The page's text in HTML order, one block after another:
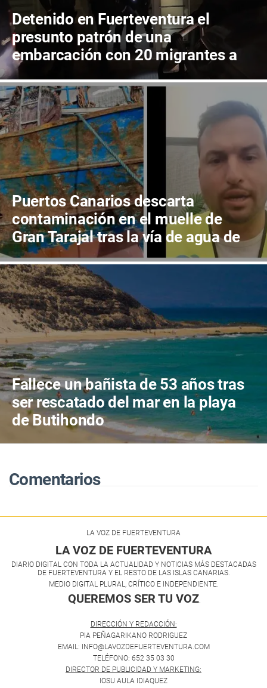
Detenido en Fuerteventura el
presunto patrón de una
embarcación con 20 migrantes a
bordo
Puertos Canarios descarta
contaminación en el muelle de
Gran Tarajal tras la vía de agua de
un pesquero
Fallece un bañista de 53 años tras
ser rescatado del mar en la playa
de Butihondo
Comentarios
LA VOZ DE FUERTEVENTURA
LA VOZ DE FUERTEVENTURA
DIARIO DIGITAL CON TODA LA ACTUALIDAD Y NOTICIAS MÁS DESTACADAS
DE FUERTEVENTURA Y EL RESTO DE LAS ISLAS CANARIAS.
MEDIO DIGITAL PLURAL, CRÍTICO E INDEPENDIENTE.
QUEREMOS SER TU VOZ.
DIRECCIÓN Y REDACCIÓN:
PIA PEÑAGARIKANO RODRIGUEZ
EMAIL: INFO@LAVOZDEFUERTEVENTURA.COM
TELÉFONO: 652 35 03 30
DIRECTOR DE PUBLICIDAD Y MARKETING:
IOSU AULA IDIAQUEZ